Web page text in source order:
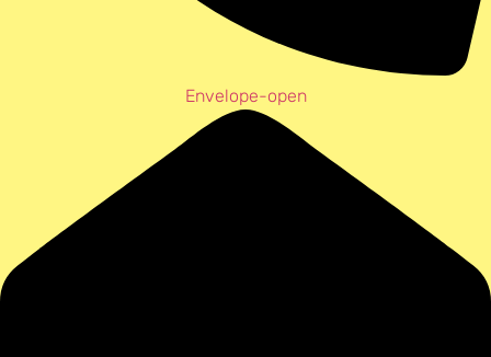
Envelope-open